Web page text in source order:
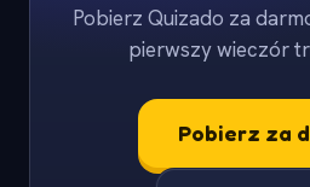
Pobierz Quizado za
pierwszy wieczór
Pobierz za